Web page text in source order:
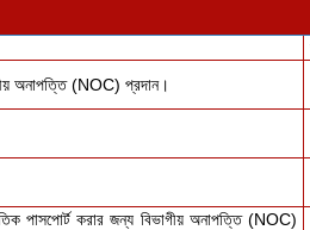
অনাপত্তি (NOC) প্রদান।
পাসপোর্ট করার জন্য বিভাগীয় অনাপত্তি (NOC)